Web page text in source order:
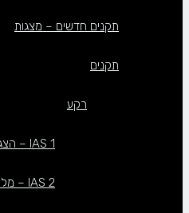
תקנים חדשים – מצגות
תקנים
רקע
IAS 1 – הצגת דוחות כספיים
IAS 2 – מלאי